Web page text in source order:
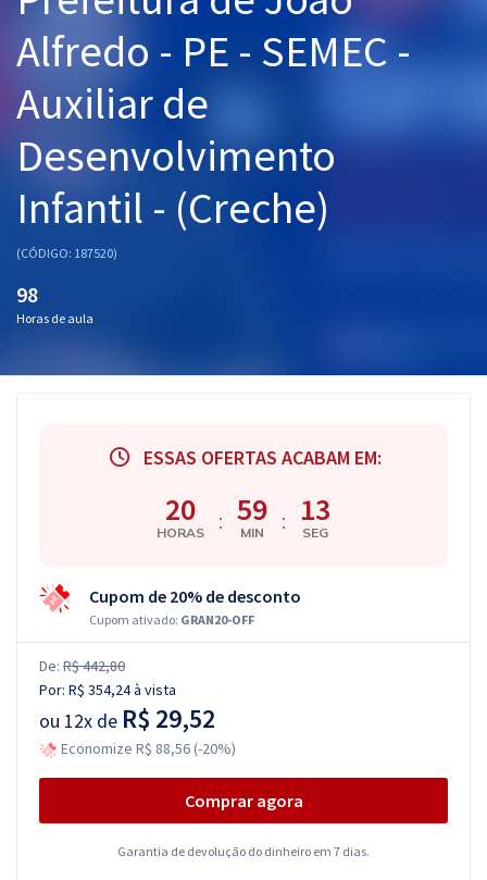
Graduação
OAB
Mentorias
Questões grátis
Blog
Alfredo - PE - SEMEC -
Auxiliar de
Desenvolvimento
Infantil - (Creche)
(CÓDIGO: 187520)
98
Horas de aula
ESSAS OFERTAS ACABAM EM:
20
HORAS : 59
MIN : 12
SEG
Cupom de 20% de desconto
Cupom ativado: GRAN20-OFF
De: R$ 442,80
Por: R$ 354,24à vista
ou 12x de R$ 29,52
Economize R$ 88,56 (-20%)
Comprar agora
Garantia de devolução do dinheiro em 7 dias.